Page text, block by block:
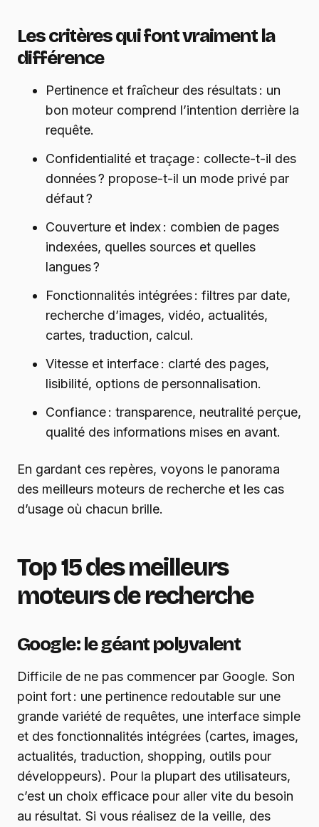
Les critères qui font vraiment la
différence
Pertinence et fraîcheur des résultats : un
bon moteur comprend l’intention derrière la
requête.
Confidentialité et traçage : collecte-t-il des
données ? propose-t-il un mode privé par
défaut ?
Couverture et index : combien de pages
indexées, quelles sources et quelles
langues ?
Fonctionnalités intégrées : filtres par date,
recherche d’images, vidéo, actualités,
cartes, traduction, calcul.
Vitesse et interface : clarté des pages,
lisibilité, options de personnalisation.
Confiance : transparence, neutralité perçue,
qualité des informations mises en avant.
En gardant ces repères, voyons le panorama
des meilleurs moteurs de recherche et les cas
d’usage où chacun brille.
Top 15 des meilleurs
moteurs de recherche
Google : le géant polyvalent
Difficile de ne pas commencer par Google. Son
point fort : une pertinence redoutable sur une
grande variété de requêtes, une interface simple
et des fonctionnalités intégrées (cartes, images,
actualités, traduction, shopping, outils pour
développeurs). Pour la plupart des utilisateurs,
c’est un choix efficace pour aller vite du besoin
au résultat. Si vous réalisez de la veille, des